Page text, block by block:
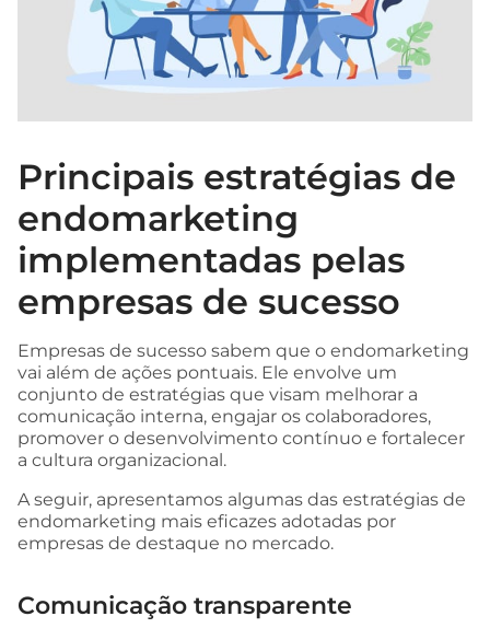
Principais estratégias de
endomarketing
implementadas pelas
empresas de sucesso
Empresas de sucesso sabem que o endomarketing
vai além de ações pontuais. Ele envolve um
conjunto de estratégias que visam melhorar a
comunicação interna, engajar os colaboradores,
promover o desenvolvimento contínuo e fortalecer
a cultura organizacional.
A seguir, apresentamos algumas das estratégias de
endomarketing mais eficazes adotadas por
empresas de destaque no mercado.
Comunicação transparente